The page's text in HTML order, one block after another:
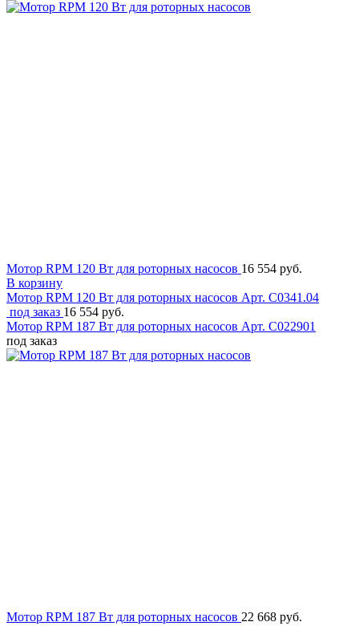
Мотор RPM 120 Вт для роторных насосов 16 554 руб.
В корзину
Мотор RPM 120 Вт для роторных насосов Арт. C0341.04
под заказ 16 554 руб.
Мотор RPM 187 Вт для роторных насосов Арт. C022901
под заказ
Мотор RPM 187 Вт для роторных насосов 22 668 руб.